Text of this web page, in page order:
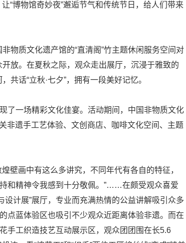
“博物馆奇妙夜”邂逅节气和传统节日，给人们带来
物质文化遗产馆的“直清阁”竹主题休闲服务空间对
放。在夏秋之际，观众走出展厅，沉浸于雅致的
共话“立秋·七夕”，拥有一段美好记忆。
了一场精彩文化佳宴。活动期间，中国非物质文化
非遗手工艺体验、文创商店、咖啡文化空间、主题
壁画中有这么多讲究，不同年代有各自的特征，
和精神令我感到十分敬佩。”……在颇受观众喜爱
计展”展厅，专业而充满热情的公益讲解吸引众多
点蓝体验区也吸引不少观众近距离体验非遗。而在
手工织造技艺互动展示区，观众团团围在长5.6